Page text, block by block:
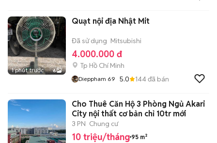
1 phút trước 6
Quạt nội địa Nhật Mit
Đã sử dụng Mitsubishi
4.000.000 đ
Tp Hồ Chí Minh
Dieppham 69 5.0 144đã bán
Cho Thuê Căn Hộ 3 Phòng Ngủ Akari
City nội thất cơ bản chỉ 10tr mới
3 PN Chung cư
10 triệu/tháng 95 m²